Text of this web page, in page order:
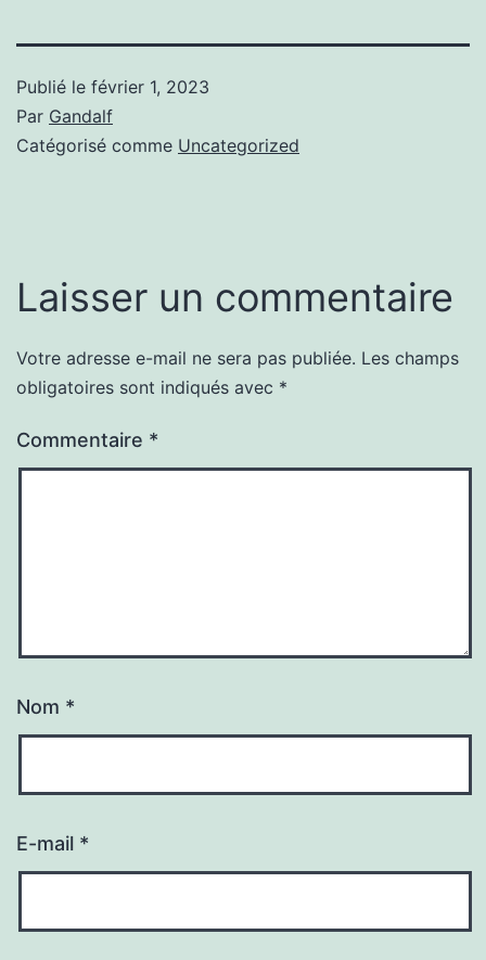
Publié le février 1, 2023
Par Gandalf
Catégorisé comme Uncategorized
Laisser un commentaire
Votre adresse e-mail ne sera pas publiée. Les champs
obligatoires sont indiqués avec *
Commentaire *
Nom *
E-mail *